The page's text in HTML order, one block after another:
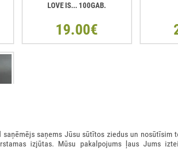
LOVE IS... 100GAB.
19.00€
saņems Jūsu sūtītos ziedus un
izjūtas. Mūsu pakalpojums ļaus Jums